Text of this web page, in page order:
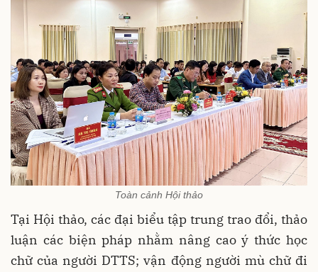
Toàn cảnh Hội thảo
Tại Hội thảo, các đại biểu tập trung trao đổi, thảo
luận các biện pháp nhằm nâng cao ý thức học
chữ của người DTTS; vận động người mù chữ đi